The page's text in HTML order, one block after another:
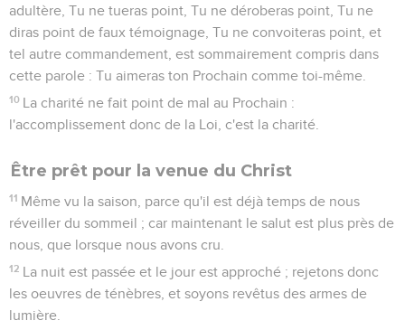
adultère, Tu ne tueras point, Tu ne déroberas point, Tu ne
diras point de faux témoignage, Tu ne convoiteras point, et
tel autre commandement, est sommairement compris dans
cette parole : Tu aimeras ton Prochain comme toi-même.
10 La charité ne fait point de mal au Prochain :
l'accomplissement donc de la Loi, c'est la charité.
Être prêt pour la venue du Christ
11 Même vu la saison, parce qu'il est déjà temps de nous
réveiller du sommeil ; car maintenant le salut est plus près de
nous, que lorsque nous avons cru.
12 La nuit est passée et le jour est approché ; rejetons donc
les oeuvres de ténèbres, et soyons revêtus des armes de
lumière.